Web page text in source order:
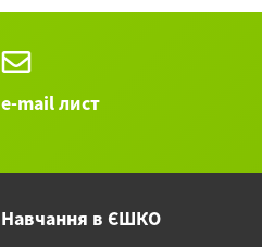
e-mail лист
Навчання в ЄШКО